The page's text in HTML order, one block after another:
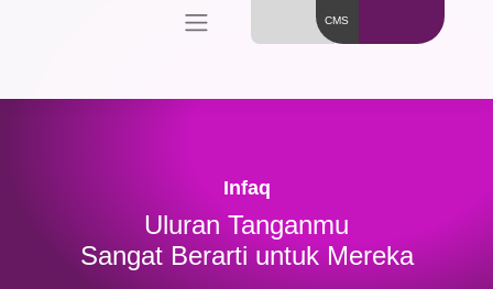
CMS
Infaq
Uluran Tanganmu
Sangat Berarti untuk Mereka